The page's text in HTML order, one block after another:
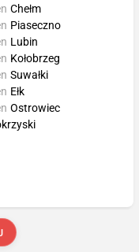
Chełm
Piaseczno
Lubin
Kołobrzeg
Suwałki
Ełk
Ostrowiec